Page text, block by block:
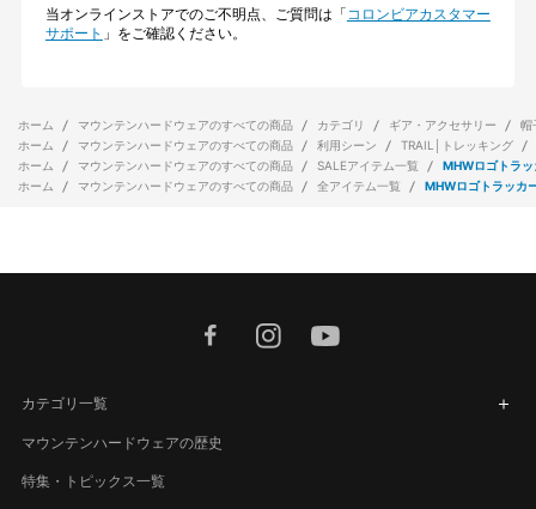
当オンラインストアでのご不明点、ご質問は「コロンビアカスタマー
サポート 」をご確認ください。
ホーム マウンテンハードウェアのすべての商品 カテゴリ ギア・アクセサリー
帽
ホーム
マウンテンハードウェアのすべての商品 利用シーン
TRAIL│トレッキング
ホーム
マウンテンハードウェアのすべての商品 SALEアイテム一覧
MHWロゴトラッ
ホーム
マウンテンハードウェアのすべての商品 全アイテム一覧 MHWロゴトラッカ
facebookinstagram
カテゴリ一覧
マウンテンハードウェアの歴史
特集・トピックス一覧